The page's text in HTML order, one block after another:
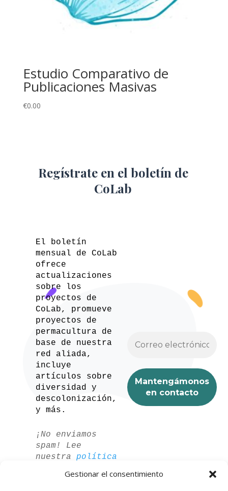
Gestionar el consentimiento
Estudio Comparativo de
Publicaciones Masivas
€0.00
Regístrate en el boletín de
CoLab
El boletín
mensual de CoLab
ofrece
actualizaciones
sobre los
proyectos de
CoLab, promueve
proyectos de
permacultura de
base de nuestra
red aliada,
incluye
artículos sobre
diversidad y
descolonización,
y más.
¡No enviamos
spam! Lee
nuestra política
para más